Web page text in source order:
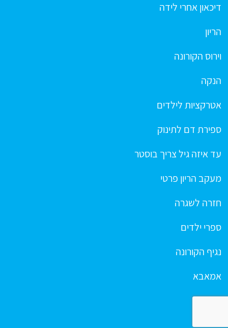
דיכאון אחרי לידה
הריון
וירוס הקורונה
הנקה
אטרקציות לילדים
ספירת דם לתינוק
עד איזה גיל צריך בוסטר
מעקב הריון פרטי
חזרה לשגרה
ספרי ילדים
נגיף הקורונה
אמאבא